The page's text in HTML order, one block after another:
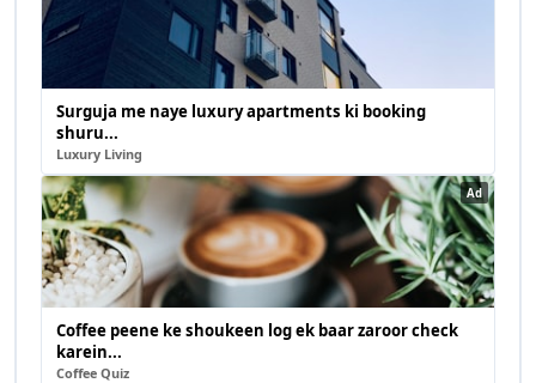
Surguja me naye luxury apartments ki booking
shuru...
Luxury Living
Ad
Coffee peene ke shoukeen log ek baar zaroor check
karein...
Coffee Quiz